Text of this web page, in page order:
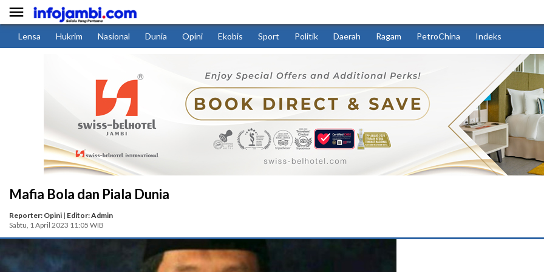

Lensa Hukrim Nasional Dunia Opini Ekobis Sport Politik Daerah Ragam PetroChina Indeks
Mafia Bola dan Piala Dunia
Reporter: Opini | Editor: Admin
Sabtu, 1 April 2023 11:05 WIB